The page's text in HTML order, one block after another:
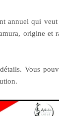
annuel qui
origine et
Vous